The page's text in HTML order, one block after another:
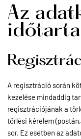
Az
A regisztráció során
kezelése mindaddig
regisztrációjának a
törlési kérelem
sor. Ez esetben az